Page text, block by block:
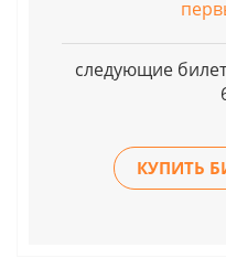
следующие
КУПИТЬ